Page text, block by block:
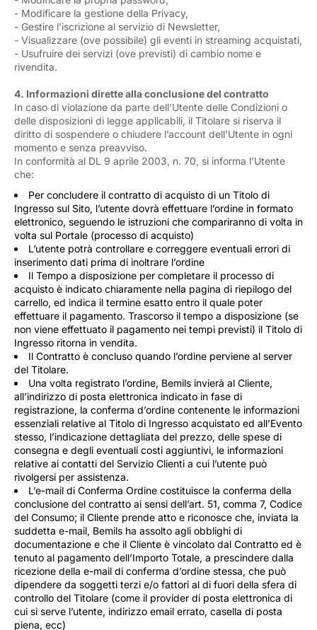
- Modificare la gestione della Privacy,
- Gestire l’iscrizione al servizio di Newsletter,
- Visualizzare (ove possibile) gli eventi in streaming acquistati,
- Usufruire dei servizi (ove previsti) di cambio nome e
rivendita.
4. Informazioni dirette alla conclusione del contratto
In caso di violazione da parte dell’Utente delle Condizioni o
delle disposizioni di legge applicabili, il Titolare si riserva il
diritto di sospendere o chiudere l’account dell’Utente in ogni
momento e senza preavviso.
In conformità al DL 9 aprile 2003, n. 70, si informa l’Utente
che:
Per concludere il contratto di acquisto di un Titolo di
Ingresso sul Sito, l’utente dovrà effettuare l’ordine in formato
elettronico, seguendo le istruzioni che compariranno di volta in
volta sul Portale (processo di acquisto)
L’utente potrà controllare e correggere eventuali errori di
inserimento dati prima di inoltrare l’ordine
Il Tempo a disposizione per completare il processo di
acquisto è indicato chiaramente nella pagina di riepilogo del
carrello, ed indica il termine esatto entro il quale poter
effettuare il pagamento. Trascorso il tempo a disposizione (se
non viene effettuato il pagamento nei tempi previsti) il Titolo di
Ingresso ritorna in vendita.
Il Contratto è concluso quando l’ordine perviene al server
del Titolare.
Una volta registrato l’ordine, Bemils invierà al Cliente,
all’indirizzo di posta elettronica indicato in fase di
registrazione, la conferma d’ordine contenente le informazioni
essenziali relative al Titolo di Ingresso acquistato ed all’Evento
stesso, l’indicazione dettagliata del prezzo, delle spese di
consegna e degli eventuali costi aggiuntivi, le informazioni
relative ai contatti del Servizio Clienti a cui l’utente può
rivolgersi per assistenza.
L’e-mail di Conferma Ordine costituisce la conferma della
conclusione del contratto ai sensi dell’art. 51, comma 7, Codice
del Consumo; il Cliente prende atto e riconosce che, inviata la
suddetta e-mail, Bemils ha assolto agli obblighi di
documentazione e che il Cliente è vincolato dal Contratto ed è
tenuto al pagamento dell’Importo Totale, a prescindere dalla
ricezione della e-mail di conferma d’ordine stessa, che può
dipendere da soggetti terzi e/o fattori al di fuori della sfera di
controllo del Titolare (come il provider di posta elettronica di
cui si serve l’utente, indirizzo email errato, casella di posta
piena, ecc)